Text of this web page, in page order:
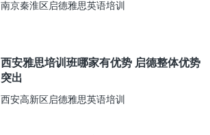
南京秦淮区启德雅思英语培训
西安雅思培训班哪家有优势 启德整体优势
突出
西安高新区启德雅思英语培训